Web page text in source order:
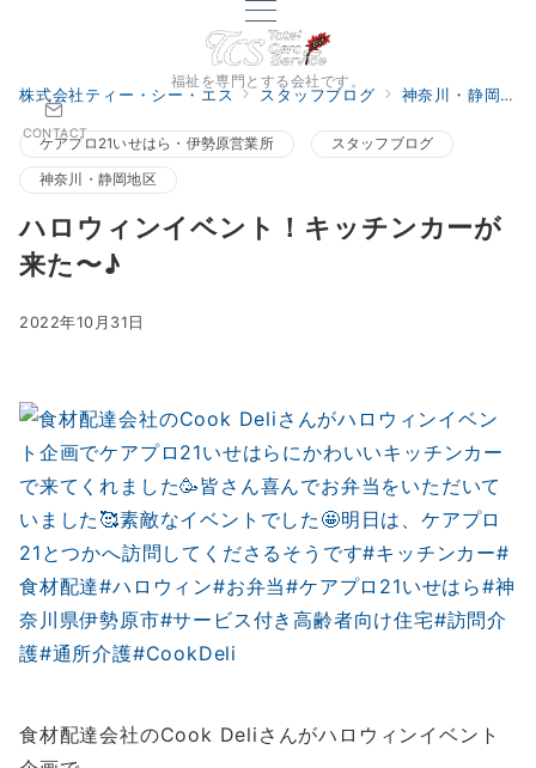
福祉を専門とする会社です。
CONTACT
株式会社ティー・シー・エス スタッフブログ 神奈川・静岡地区
ケアプロ21いせはら・伊勢原営業所 スタッフブログ
神奈川・静岡地区
ハロウィンイベント！キッチンカーが
来た〜♪
2022年10月31日
食材配達会社のCook Deliさんがハロウィンイベント